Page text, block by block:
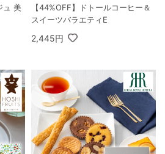
ュ 美
【44%OFF】ドトールコーヒー＆
スイーツバラエティE
2,445円